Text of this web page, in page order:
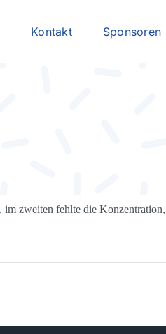
Kontakt Sponsoren
zweiten fehlte die